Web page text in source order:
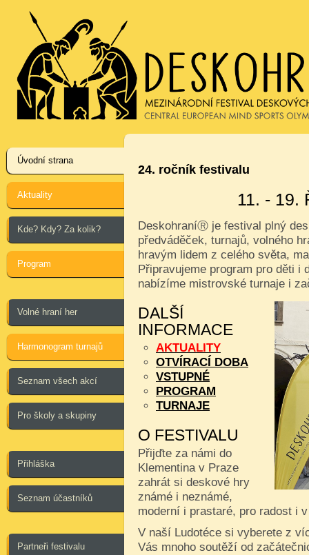
Úvodní strana
Aktuality
Kde? Kdy? Za kolik?
Program
Volné hraní her
Harmonogram turnajů
Seznam všech akcí
Pro školy a skupiny
Přihláška
Seznam účastníků
Partneři festivalu
24. ročník festivalu
11. - 19.
DeskohraníⓇ je festival plný
předváděček, turnajů, volného
hravým lidem z celého světa,
Připravujeme program pro děti i
nabízíme mistrovské turnaje i
DALŠÍ
INFORMACE
AKTUALITY
OTVÍRACÍ DOBA
VSTUPNÉ
PROGRAM
TURNAJE
O FESTIVALU
Přijďte za námi do
Klementina v Praze
zahrát si deskové hry
známé i neznámé,
moderní i prastaré, pro radost i
V naší Ludotéce si vyberete z
Vás mnoho soutěží od